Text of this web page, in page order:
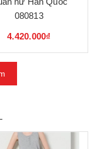
080813
4.420.000₫